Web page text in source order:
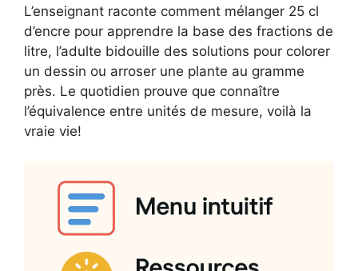
L’enseignant raconte comment mélanger 25 cl
d’encre pour apprendre la base des fractions de
litre, l’adulte bidouille des solutions pour colorer
un dessin ou arroser une plante au gramme
près. Le quotidien prouve que connaître
l’équivalence entre unités de mesure, voilà la
vraie vie!